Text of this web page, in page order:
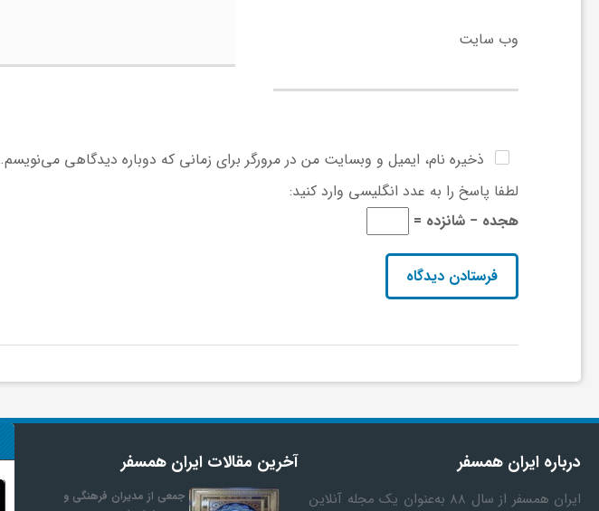
ج
وب‌ سایت
ذخیره نام، ایمیل و وبسایت من در مرورگر برای زمانی که دوباره دیدگاهی می‌نویسم.
لطفا پاسخ را به عدد انگلیسی وارد کنید:
هجده − شانزده =
درباره ایران همسفر
ایران همسفر از سال ۸۸ به‎‌عنوان یک مجله آنلاین
آخرین مقالات ایران همسفر
جمعی از مدیران فرهنگی و